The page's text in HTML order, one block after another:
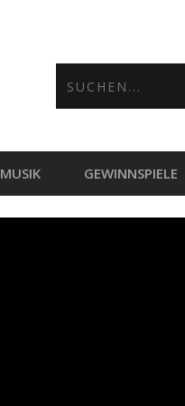
MUSIK GEWINNSPIELE